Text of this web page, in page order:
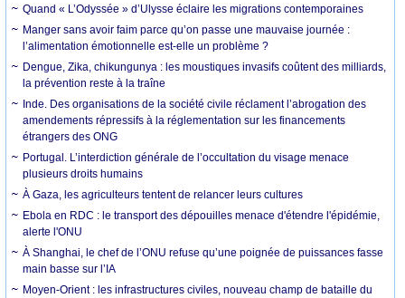
Quand « L’Odyssée » d’Ulysse éclaire les migrations contemporaines
Manger sans avoir faim parce qu’on passe une mauvaise journée :
l’alimentation émotionnelle est-elle un problème ?
Dengue, Zika, chikungunya : les moustiques invasifs coûtent des milliards,
la prévention reste à la traîne
Inde. Des organisations de la société civile réclament l’abrogation des
amendements répressifs à la réglementation sur les financements
étrangers des ONG
Portugal. L’interdiction générale de l’occultation du visage menace
plusieurs droits humains
À Gaza, les agriculteurs tentent de relancer leurs cultures
Ebola en RDC : le transport des dépouilles menace d'étendre l'épidémie,
alerte l'ONU
À Shanghai, le chef de l’ONU refuse qu’une poignée de puissances fasse
main basse sur l’IA
Moyen-Orient : les infrastructures civiles, nouveau champ de bataille du